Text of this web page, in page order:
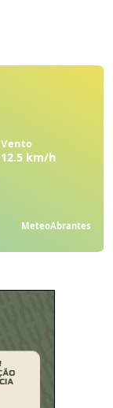
Vento
12.5 km/h
MeteoAbrantes